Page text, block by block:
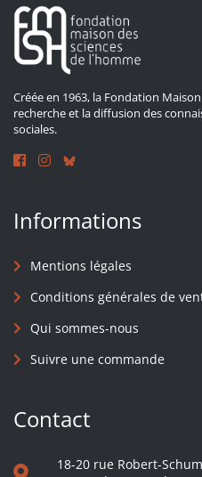
Créée en 1963, la Fondation
recherche et la diffusion des
sociales.
Informations
Mentions légales
Conditions générales de
Qui sommes-nous
Suivre une commande
Contact
18-20 rue Robert-